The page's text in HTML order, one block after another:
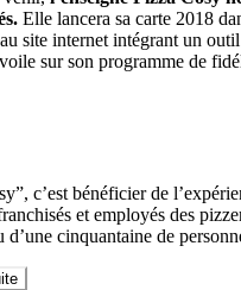
Elle lancera sa carte 2018
site internet intégrant un
sur son programme de
c’est bénéficier de
et employés des
d’une cinquantaine de